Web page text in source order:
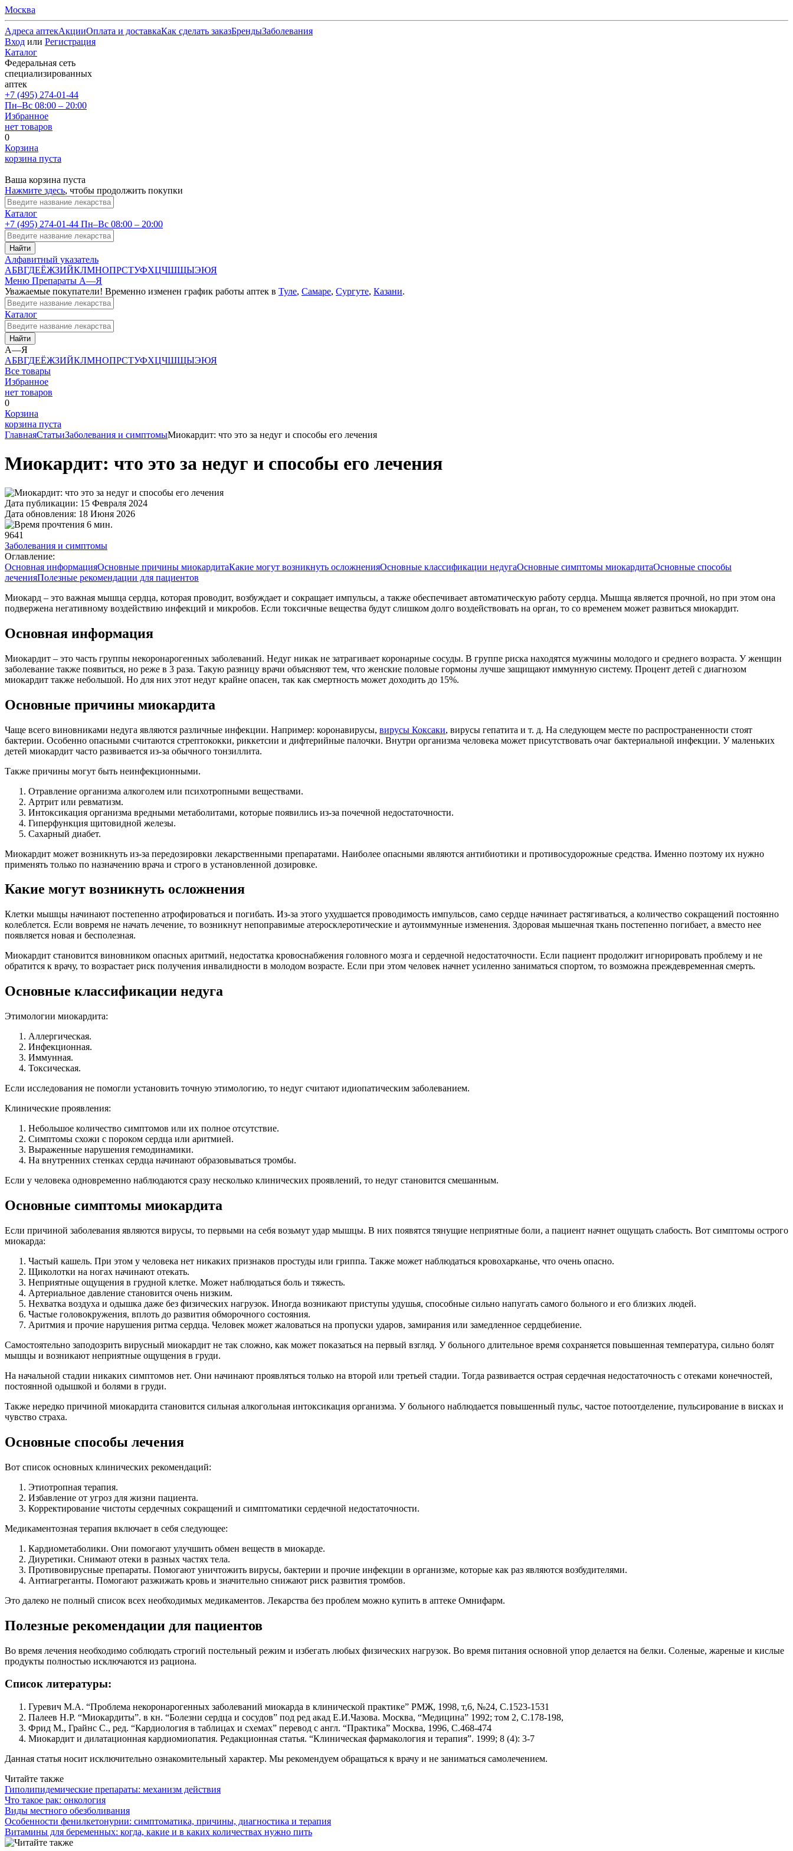
Москва
Адреса аптекАкцииОплата и доставкаКак сделать заказБрендыЗаболевания
Вход или Регистрация
Каталог
Федеральная сеть
специализированных
аптек
+7 (495) 274-01-44
Пн–Вс 08:00 – 20:00
Избранное
нет товаров
0
Корзина
корзина пуста
Ваша корзина пуста
Нажмите здесь, чтобы продолжить покупки
Каталог
+7 (495) 274-01-44 Пн–Вс 08:00 – 20:00
Найти
Алфавитный указатель
АБВГДЕЁЖЗИЙКЛМНОПРСТУФХЦЧШЩЫЭЮЯ
Меню Препараты А—Я
Уважаемые покупатели! Временно изменен график работы аптек в Туле, Самаре, Сургуте, Казани.
Каталог
Найти
А—Я
АБВГДЕЁЖЗИЙКЛМНОПРСТУФХЦЧШЩЫЭЮЯ
Все товары
Избранное
нет товаров
0
Корзина
корзина пуста
ГлавнаяСтатьиЗаболевания и симптомыМиокардит: что это за недуг и способы его лечения
Миокардит: что это за недуг и способы его лечения
Дата публикации: 15 Февраля 2024
Дата обновления: 18 Июня 2026
6 мин.
9641
Заболевания и симптомы
Оглавление:
Основная информацияОсновные причины миокардитаКакие могут возникнуть осложненияОсновные классификации недугаОсновные симптомы миокардитаОсновные способы
леченияПолезные рекомендации для пациентов
Миокард – это важная мышца сердца, которая проводит, возбуждает и сокращает импульсы, а также обеспечивает автоматическую работу сердца. Мышца является прочной, но при этом она
подвержена негативному воздействию инфекций и микробов. Если токсичные вещества будут слишком долго воздействовать на орган, то со временем может развиться миокардит.
Основная информация
Миокардит – это часть группы некоронарогенных заболеваний. Недуг никак не затрагивает коронарные сосуды. В группе риска находятся мужчины молодого и среднего возраста. У женщин
заболевание также появиться, но реже в 3 раза. Такую разницу врачи объясняют тем, что женские половые гормоны лучше защищают иммунную систему. Процент детей с диагнозом
миокардит также небольшой. Но для них этот недуг крайне опасен, так как смертность может доходить до 15%.
Основные причины миокардита
Чаще всего виновниками недуга являются различные инфекции. Например: коронавирусы, вирусы Коксаки, вирусы гепатита и т. д. На следующем месте по распространенности стоят
бактерии. Особенно опасными считаются стрептококки, риккетсии и дифтерийные палочки. Внутри организма человека может присутствовать очаг бактериальной инфекции. У маленьких
детей миокардит часто развивается из-за обычного тонзиллита.
Также причины могут быть неинфекционными.
Отравление организма алкоголем или психотропными веществами.
Артрит или ревматизм.
Интоксикация организма вредными метаболитами, которые появились из-за почечной недостаточности.
Гиперфункция щитовидной железы.
Сахарный диабет.
Миокардит может возникнуть из-за передозировки лекарственными препаратами. Наиболее опасными являются антибиотики и противосудорожные средства. Именно поэтому их нужно
применять только по назначению врача и строго в установленной дозировке.
Какие могут возникнуть осложнения
Клетки мышцы начинают постепенно атрофироваться и погибать. Из-за этого ухудшается проводимость импульсов, само сердце начинает растягиваться, а количество сокращений постоянно
колеблется. Если вовремя не начать лечение, то возникнут непоправимые атеросклеротические и аутоиммунные изменения. Здоровая мышечная ткань постепенно погибает, а вместо нее
появляется новая и бесполезная.
Миокардит становится виновником опасных аритмий, недостатка кровоснабжения головного мозга и сердечной недостаточности. Если пациент продолжит игнорировать проблему и не
обратится к врачу, то возрастает риск получения инвалидности в молодом возрасте. Если при этом человек начнет усиленно заниматься спортом, то возможна преждевременная смерть.
Основные классификации недуга
Этимологии миокардита:
Аллергическая.
Инфекционная.
Иммунная.
Токсическая.
Если исследования не помогли установить точную этимологию, то недуг считают идиопатическим заболеванием.
Клинические проявления:
Небольшое количество симптомов или их полное отсутствие.
Симптомы схожи с пороком сердца или аритмией.
Выраженные нарушения гемодинамики.
На внутренних стенках сердца начинают образовываться тромбы.
Если у человека одновременно наблюдаются сразу несколько клинических проявлений, то недуг становится смешанным.
Основные симптомы миокардита
Если причиной заболевания являются вирусы, то первыми на себя возьмут удар мышцы. В них появятся тянущие неприятные боли, а пациент начнет ощущать слабость. Вот симптомы острого
миокарда:
Частый кашель. При этом у человека нет никаких признаков простуды или гриппа. Также может наблюдаться кровохарканье, что очень опасно.
Щиколотки на ногах начинают отекать.
Неприятные ощущения в грудной клетке. Может наблюдаться боль и тяжесть.
Артериальное давление становится очень низким.
Нехватка воздуха и одышка даже без физических нагрузок. Иногда возникают приступы удушья, способные сильно напугать самого больного и его близких людей.
Частые головокружения, вплоть до развития обморочного состояния.
Аритмия и прочие нарушения ритма сердца. Человек может жаловаться на пропуски ударов, замирания или замедленное сердцебиение.
Самостоятельно заподозрить вирусный миокардит не так сложно, как может показаться на первый взгляд. У больного длительное время сохраняется повышенная температура, сильно болят
мышцы и возникают неприятные ощущения в груди.
На начальной стадии никаких симптомов нет. Они начинают проявляться только на второй или третьей стадии. Тогда развивается острая сердечная недостаточность с отеками конечностей,
постоянной одышкой и болями в груди.
Также нередко причиной миокардита становится сильная алкогольная интоксикация организма. У больного наблюдается повышенный пульс, частое потоотделение, пульсирование в висках и
чувство страха.
Основные способы лечения
Вот список основных клинических рекомендаций:
Этиотропная терапия.
Избавление от угроз для жизни пациента.
Корректирование чистоты сердечных сокращений и симптоматики сердечной недостаточности.
Медикаментозная терапия включает в себя следующее:
Кардиометаболики. Они помогают улучшить обмен веществ в миокарде.
Диуретики. Снимают отеки в разных частях тела.
Противовирусные препараты. Помогают уничтожить вирусы, бактерии и прочие инфекции в организме, которые как раз являются возбудителями.
Антиагреганты. Помогают разжижать кровь и значительно снижают риск развития тромбов.
Это далеко не полный список всех необходимых медикаментов. Лекарства без проблем можно купить в аптеке Омнифарм.
Полезные рекомендации для пациентов
Во время лечения необходимо соблюдать строгий постельный режим и избегать любых физических нагрузок. Во время питания основной упор делается на белки. Соленые, жареные и кислые
продукты полностью исключаются из рациона.
Список литературы:
Гуревич М.А. “Проблема некоронарогенных заболеваний миокарда в клинической практике” РМЖ, 1998, т,6, №24, С.1523-1531
Палеев Н.Р. “Миокардиты”. в кн. “Болезни сердца и сосудов” под ред акад Е.И.Чазова. Москва, “Медицина” 1992; том 2, С.178-198,
Фрид М., Грайнс С., ред. “Кардиология в таблицах и схемах” перевод с англ. “Практика” Москва, 1996, С.468-474
Миокардит и дилатационная кардиомиопатия. Редакционная статья. “Клиническая фармакология и терапия”. 1999; 8 (4): 3-7
Данная статья носит исключительно ознакомительный характер. Мы рекомендуем обращаться к врачу и не заниматься самолечением.
Читайте также
Гиполипидемические препараты: механизм действия
Что такое рак: онкология
Виды местного обезболивания
Особенности фенилкетонурии: симптоматика, причины, диагностика и терапия
Витамины для беременных: когда, какие и в каких количествах нужно пить